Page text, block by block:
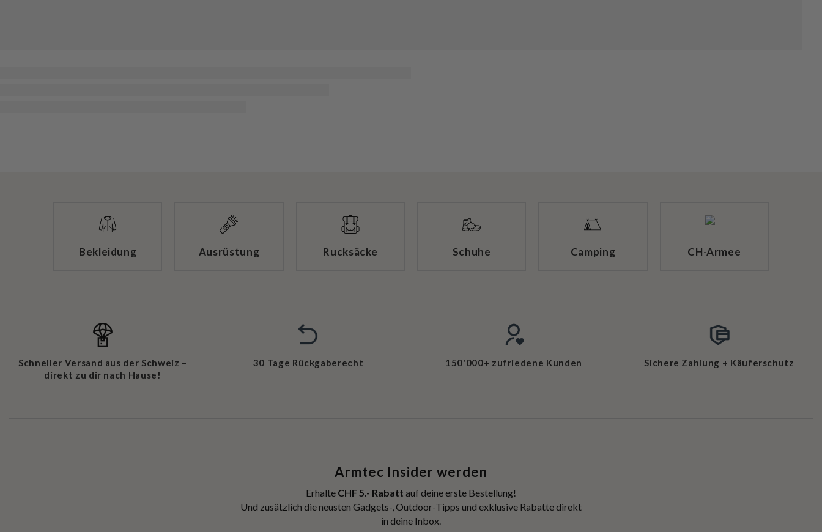
Bekleidung Ausrüstung Rucksäcke Schuhe Camping CH-Armee
Schneller Versand aus der Schweiz –
direkt zu dir nach Hause!
30 Tage Rückgaberecht 150'000+ zufriedene Kunden Sichere Zahlung + Käuferschutz
Armtec Insider werden
Erhalte CHF 5.- Rabatt auf deine erste Bestellung!
Und zusätzlich die neusten Gadgets-, Outdoor-Tipps und exklusive Rabatte direkt
in deine Inbox.